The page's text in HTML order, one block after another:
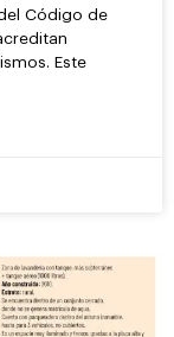
Código de
Este